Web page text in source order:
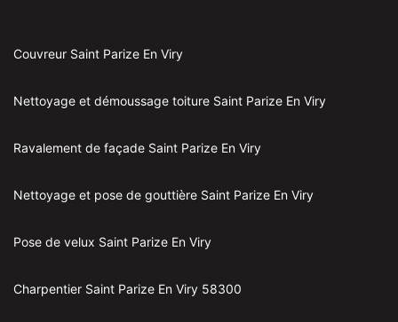
Couvreur Saint Parize En Viry
Nettoyage et démoussage toiture Saint Parize En Viry
Ravalement de façade Saint Parize En Viry
Nettoyage et pose de gouttière Saint Parize En Viry
Pose de velux Saint Parize En Viry
Charpentier Saint Parize En Viry 58300